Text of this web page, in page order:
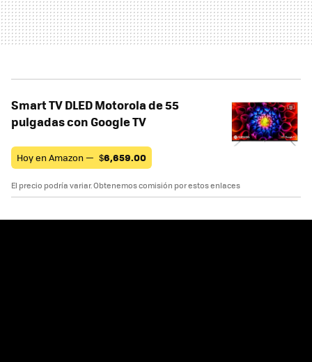
Smart TV DLED Motorola de 55
pulgadas con Google TV
Hoy en Amazon — $6,659.00
El precio podría variar. Obtenemos comisión por estos enlaces